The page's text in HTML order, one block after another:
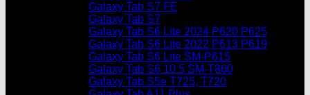
Galaxy Tab S7 FE
Galaxy Tab S7
Galaxy Tab S6 Lite 2024 P620 P625
Galaxy Tab S6 Lite 2022 P613 P619
Galaxy Tab S6 Lite SM-P615
Galaxy Tab S6 10.5 SM-T860
Galaxy Tab S5e T725, T720